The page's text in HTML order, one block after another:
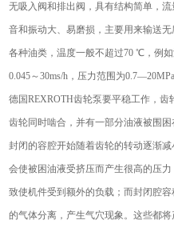
无吸入阀和排出阀，具有结构简单，
音和振动大、易磨损，主要用来输送
各种油类，温度一般不超过70 ℃，例
0.045～30ms/h，压力范围为
德国REXROTH齿轮泵要平稳工作，
齿轮同时啮合，并有一部分油液被围
封闭的容腔开始随着齿轮的转动逐渐
会使被困油液受挤压而产生很高的压
致使机件受到额外的负载；而封闭腔
的气体分离，产生气穴现象。这些都